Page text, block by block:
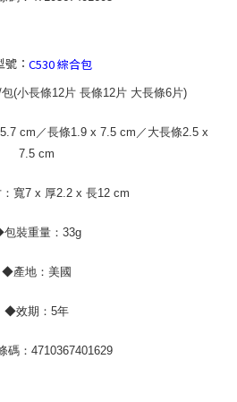
： C530 綜合包
(小長條12片 長條12片 大長條6片)
cm／長條1.9 x 7.5 cm／大長條2.5 x
7.5 cm
寬7 x 厚2.2 x 長12 cm
裝重量：33g
◆產地：美國
◆效期：5年
碼：4710367401629